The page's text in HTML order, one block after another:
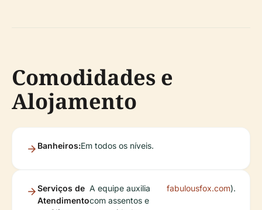
Comodidades e
Alojamento
Banheiros:Em todos os níveis.
Serviços de
Atendimento
A equipe auxilia
com assentos e
fabulousfox.com).